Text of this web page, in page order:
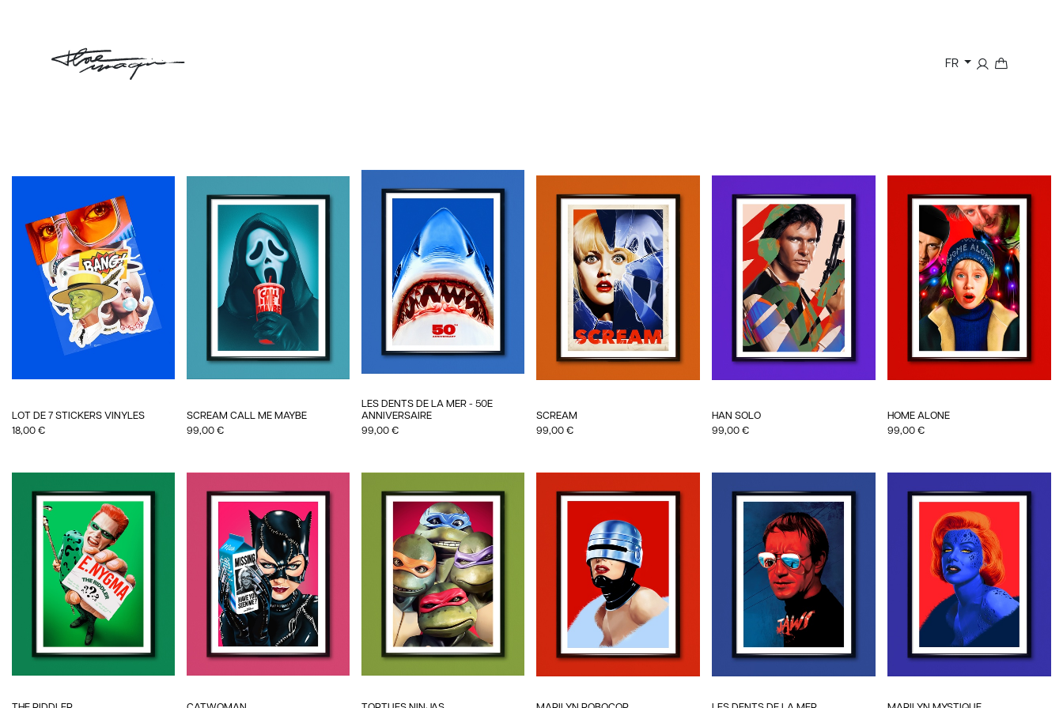
FR
LOT DE 7 STICKERS VINYLES
18,00 €
SCREAM CALL ME MAYBE
99,00 €
LES DENTS DE LA MER - 50E
ANNIVERSAIRE
99,00 €
SCREAM
99,00 €
HAN SOLO
99,00 €
HOME ALONE
99,00 €